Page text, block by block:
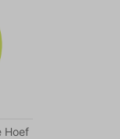
Hoef